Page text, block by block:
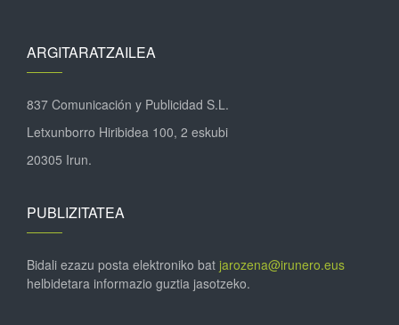
ARGITARATZAILEA
837 Comunicación y Publicidad S.L.
Letxunborro Hiribidea 100, 2 eskubi
20305 Irun.
PUBLIZITATEA
Bidali ezazu posta elektroniko bat jarozena@irunero.eus
helbidetara informazio guztia jasotzeko.